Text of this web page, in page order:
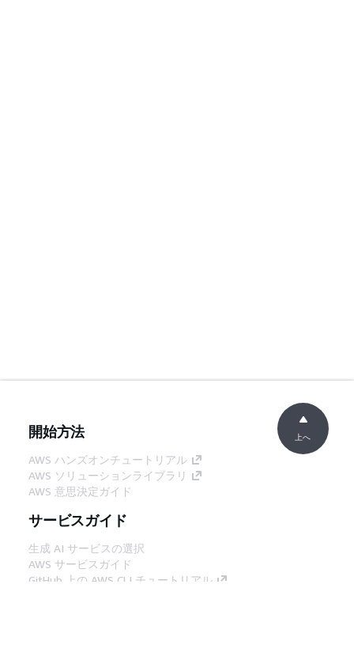
開始方法
AWS ハンズオンチュートリアル
AWS ソリューションライブラリ
AWS 意思決定ガイド
サービスガイド
生成 AI サービスの選択
AWS サービスガイド
GitHub 上の AWS CLI チュートリアル
上へ